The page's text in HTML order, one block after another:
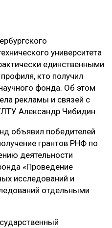
университета
единственными
кто получил
фонда. Об этом
рекламы и связей с
Александр Чибидин.
объявил победителей
грантов РНФ по
деятельности
«Проведение
исследований и
отдельными